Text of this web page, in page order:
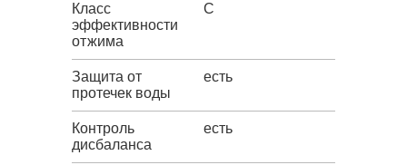
Класс
эффективности
отжима
C
Защита от
протечек воды
есть
Контроль
дисбаланса
есть